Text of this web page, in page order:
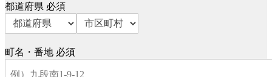
都道府県 必須
町名・番地 必須